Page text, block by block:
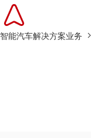
智能汽车解决方案业务